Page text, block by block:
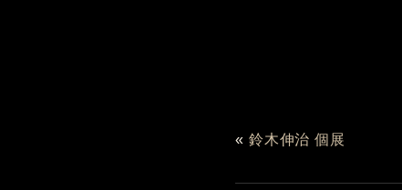
«鈴木伸治 個展